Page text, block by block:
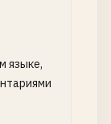
языке,